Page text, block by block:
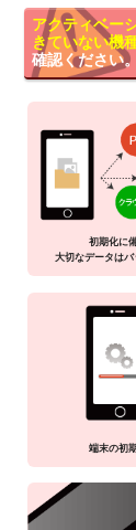
アクティベー
きていない機
確認ください。
初期化に
大切なデータは
端末の初